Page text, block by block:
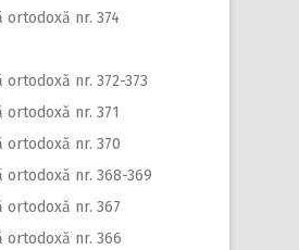
ortodoxă nr. 374
ortodoxă nr. 372-373
ortodoxă nr. 371
ortodoxă nr. 370
ortodoxă nr. 368-369
ortodoxă nr. 367
ortodoxă nr. 366